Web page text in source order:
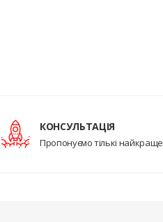
КОНСУЛЬТАЦІЯ
Пропонуємо тількі найкраще